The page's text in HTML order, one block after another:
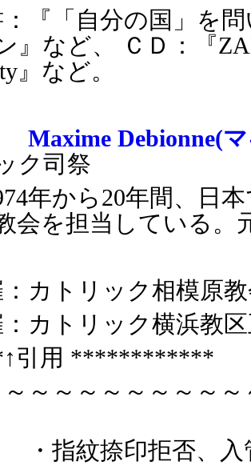
『「自分の国」を
』など、 ＣＤ：『
』など。
Maxime Debionne(
ク司祭
年から20年間、日
会を担当している。
カトリック相模原教
カトリック横浜教
引用 ************
～～～～～～～～～
紋捺印拒否、入管